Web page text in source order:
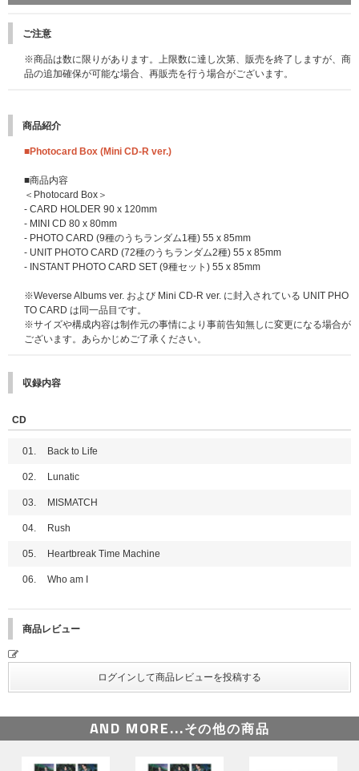
先着特典：応募抽選用シリアルナンバー
入につき「応募抽選用シリアルナンバー」を1つ差し上げます。
※3形態セット購入の場合は「応募抽選用シリアルナンバー」を3点、9形態
※「応募抽選用シリアルナンバー」は先着です。無くなり次第予告なく配布
【&TEAM KR 1st Mini Album 'Back to Life'シリアルナンバー特典 概要】
※イベントによって応募期間が異なります。参加を希望するイベントの応募
対象期間内にご応募ください｡
(※2025/10/29更新：応募スケジュールに一部変更がご
【1回目】2025年10月28日(火)11:00～11月3日(月)10:59 当落発表：11月6
日(木)18:00頃
【2回目】2025年11月3日(月)11:00～11月11日(火)10:59 当落発表：11月1
4日(金)18:00頃
【3回目】2025年11月11日(火)11:00～11月25日(火)10:59 当落発表：11月
28日(金)18:00頃
タープレゼントは3回目で最終応募になります。
【4回目】2025年11月25日(火)11:00～2026年1月13日(火)10:59 当落発
表：2026年1月16日(金)18:00頃
■メンバーオフラインイベント(各会場でメンバーに直接会えるイベントにご
●特典会内容
②ミニトークステージ + メンバー個別2ショット撮影会(スマートフォン使
用)
④ミニトークステージ + メンバー全員お渡し会
【愛知】2025年11月23日(日・祝)
【京都】2025年12月7日(日)
※2025/11/27更新：メンバー EJの12月7日(日) 各種発売記念イベント参加
詳細はこちら：
https://www.andteam-official.jp/posts/news/yzbqav
ご注意
※商品は数に限りがあります。上限数に達し次第、販売を終了しますが、商
品の追加確保が可能な場合、再販売を行う場合がございます。
商品紹介
■Photocard Box (Mini CD-R ver.)
■商品内容
＜Photocard Box＞
- CARD HOLDER 90 x 120mm
- MINI CD 80 x 80mm
- PHOTO CARD (9種のうちランダム1種) 55 x 85mm
- UNIT PHOTO CARD (72種のうちランダム2種) 55 x 85mm
- INSTANT PHOTO CARD SET (9種セット) 55 x 85mm
※Weverse Albums ver. および Mini CD-R ver. に封入されている UNIT PHO
TO CARD は同一品目です。
※サイズや構成内容は制作元の事情により事前告知無しに変更になる場合が
ございます。あらかじめご了承ください。
収録内容
CD
01. Back to Life
02. Lunatic
03. MISMATCH
04. Rush
05. Heartbreak Time Machine
06. Who am I
商品レビュー
AND MORE...その他の商品